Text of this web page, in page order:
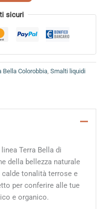
sicuri
Bella Colorobbia, Smalti liquidi
Terra Bella di
della bellezza naturale
tonalità terrose e
per conferire alle tue
e organico.